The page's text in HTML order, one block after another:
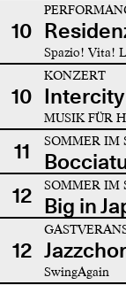
10
Spazio! Vita!
10
KONZERT
Intercity
MUSIK FÜR
11 SOMMER IM
12
SOMMER IM
Big in
12
SwingAgain